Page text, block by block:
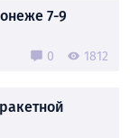
7-9
0 1812